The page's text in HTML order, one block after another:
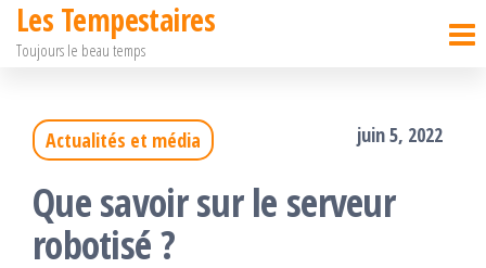
Passer
Les Tempestaires
Toujours le beau temps
Actualités et média juin 5, 2022
Que savoir sur le serveur
robotisé ?